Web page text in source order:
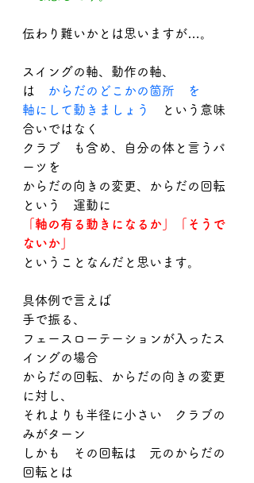
伝わり難いかとは思いますが…。
スイングの軸、動作の軸、
は
からだのどこかの箇所　を
軸にして動きましょう
という意味
合いではなく
クラブ　も含め、自分の体と言うパ
ーツを
からだの向きの変更、からだの回転
という　運動に
「軸の有る動きになるか」「そうで
ないか」
ということなんだと思います。
具体例で言えば
手で振る、
フェースローテーションが入ったス
イングの場合
からだの回転、からだの向きの変更
に対し、
それよりも半径に小さい　クラブの
みがターン
しかも　その回転は　元のからだの
回転とは